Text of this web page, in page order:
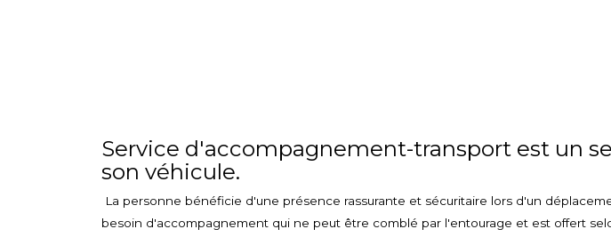
Service d'accompagnement-transport est un
son véhicule.
La personne bénéficie d'une présence rassurante et sécuritaire lors d'un
besoin d'accompagnement qui ne peut être comblé par l'entourage et est offert